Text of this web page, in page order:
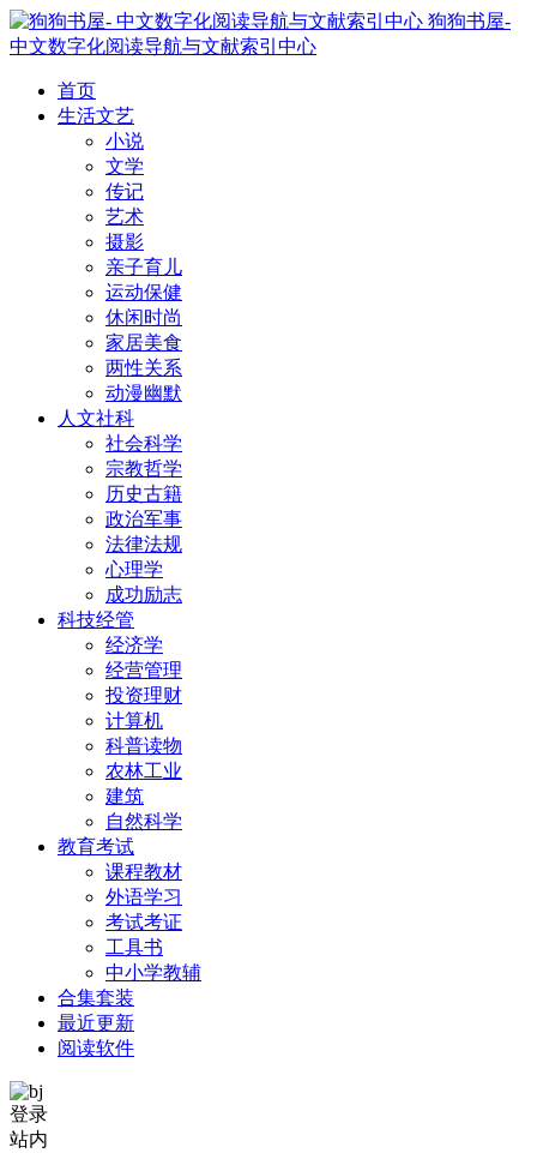
狗狗书屋-
中文数字化阅读导航与文献索引中心
首页
生活文艺
小说
文学
传记
艺术
摄影
亲子育儿
运动保健
休闲时尚
家居美食
两性关系
动漫幽默
人文社科
社会科学
宗教哲学
历史古籍
政治军事
法律法规
心理学
成功励志
科技经管
经济学
经营管理
投资理财
计算机
科普读物
农林工业
建筑
自然科学
教育考试
课程教材
外语学习
考试考证
工具书
中小学教辅
合集套装
最近更新
阅读软件
登录
站内